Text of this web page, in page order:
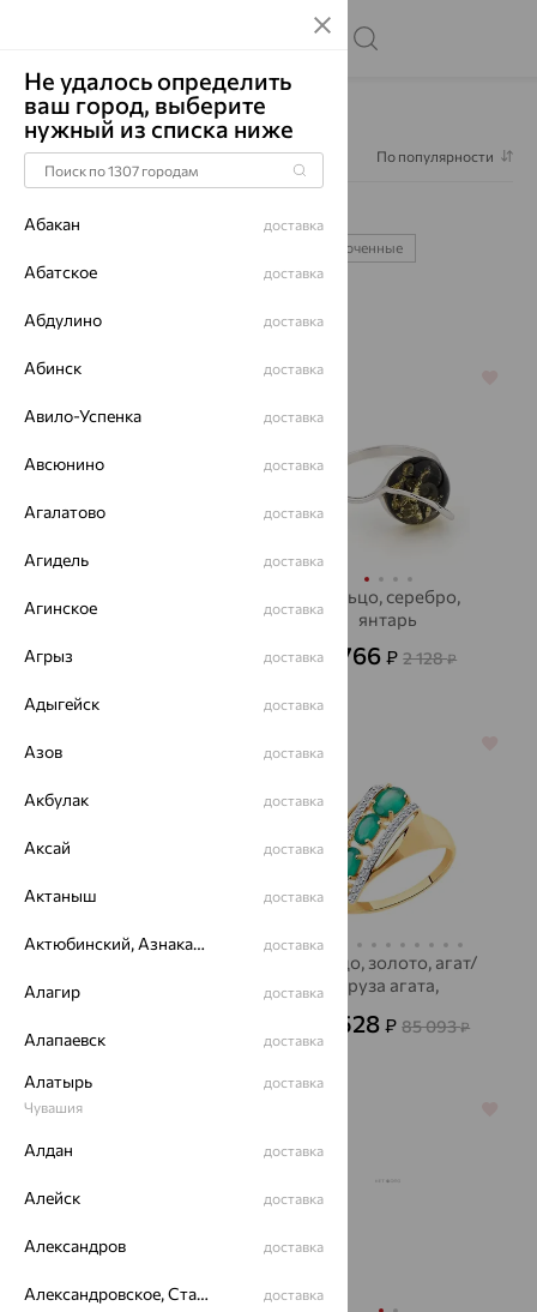
Главная Каталог Кольца
Фильтр 1 По популярности
позолоченные
64%
изумруд, Kabarovsky
от 81 815
64%
Кольцо, серебро,
янтарь
от 766₽ 2 128₽
раухтопаз, SOKOLOV
Кольцо, золото, агат/
друза агата,
25 528₽ 85 093₽
64%
Не удалось определить
ваш город, выберите
нужный из списка ниже
Абакан доставка
Абатское доставка
Абдулино доставка
Абинск доставка
Авило-Успенка доставка
Авсюнино доставка
Агалатово доставка
Агидель доставка
Агинское доставка
Агрыз доставка
Адыгейск доставка
Азов доставка
Акбулак доставка
Аксай доставка
Актаныш доставка
Актюбинский, Азнакаевский район доставка
Алагир доставка
Алапаевск доставка
Алатырь
Чувашия
доставка
Алдан доставка
Алейск доставка
Александров доставка
Александровское, Ставропольский край доставка